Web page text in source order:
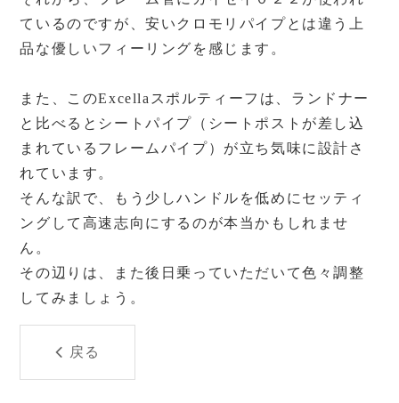
ているのですが、安いクロモリパイプとは違う上
品な優しいフィーリングを感じます。
また、このExcellaスポルティーフは、ランドナー
と比べるとシートパイプ（シートポストが差し込
まれているフレームパイプ）が立ち気味に設計さ
れています。
そんな訳で、もう少しハンドルを低めにセッティ
ングして高速志向にするのが本当かもしれませ
ん。
その辺りは、また後日乗っていただいて色々調整
してみましょう。
戻る